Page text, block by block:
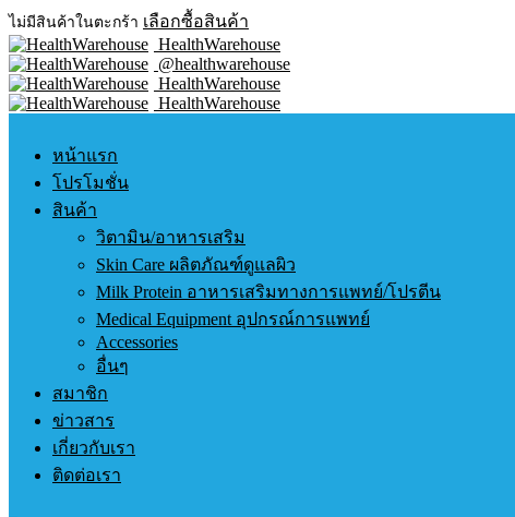
ไม่มีสินค้าในตะกร้า เลือกซื้อสินค้า
HealthWarehouse
@healthwarehouse
HealthWarehouse
HealthWarehouse
หน้าแรก
โปรโมชั่น
สินค้า
วิตามิน/อาหารเสริม
Skin Care ผลิตภัณฑ์ดูแลผิว
Milk Protein อาหารเสริมทางการแพทย์/โปรตีน
Medical Equipment อุปกรณ์การแพทย์
Accessories
อื่นๆ
สมาชิก
ข่าวสาร
เกี่ยวกับเรา
ติดต่อเรา